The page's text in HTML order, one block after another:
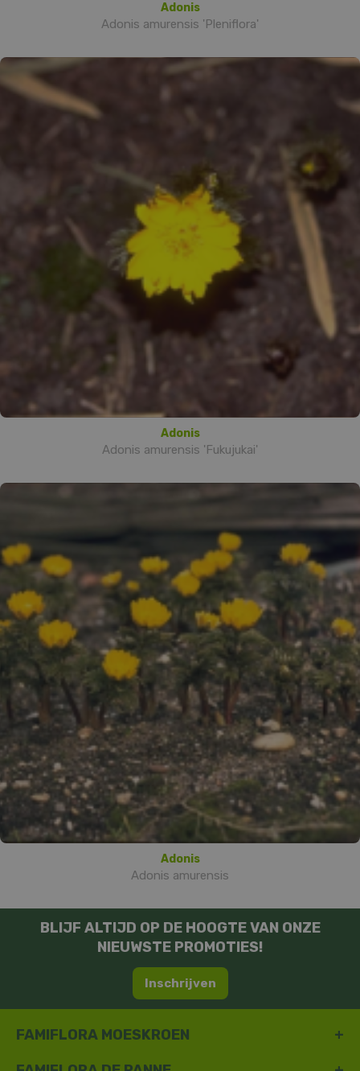
Adonis
Adonis amurensis 'Pleniflora'
Adonis
Adonis amurensis 'Fukujukai'
Adonis
Adonis amurensis
BLIJF ALTIJD OP DE HOOGTE VAN ONZE
NIEUWSTE PROMOTIES!
Inschrijven
FAMIFLORA MOESKROEN